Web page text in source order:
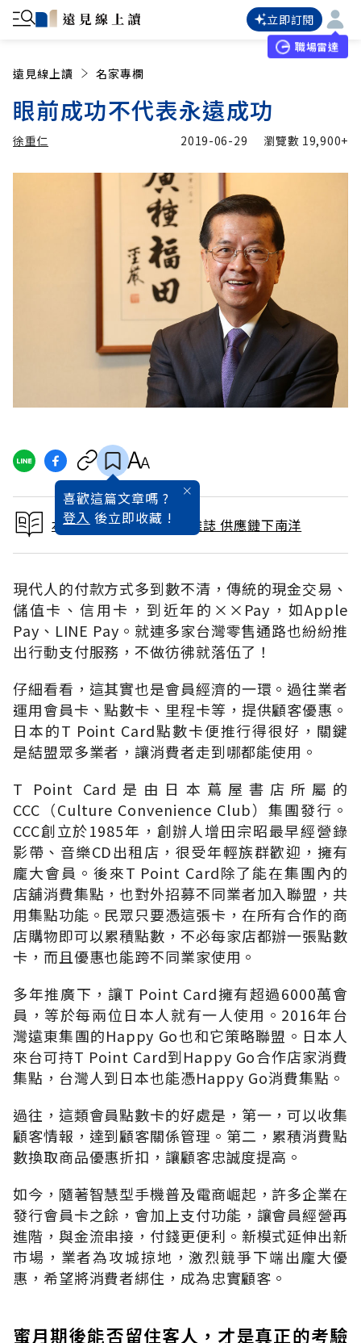
立即訂閱
職場雷達
遠見線上讀 名家專欄
眼前成功不代表永遠成功
徐重仁
加入追蹤
2019-06-29 瀏覽數 19,900+
喜歡這篇文章嗎 ?
登入 後立即收藏 !
本文出自 2019 / 7月號雜誌 供應鏈下南洋
現代人的付款方式多到數不清，傳統的現金交易、
儲值卡、信用卡，到近年的××Pay，如Apple
Pay、LINE Pay。就連多家台灣零售通路也紛紛推
出行動支付服務，不做彷彿就落伍了！
仔細看看，這其實也是會員經濟的一環。過往業者
運用會員卡、點數卡、里程卡等，提供顧客優惠。
日本的T Point Card點數卡便推行得很好，關鍵
是結盟眾多業者，讓消費者走到哪都能使用。
T Point Card是由日本蔦屋書店所屬的
CCC（Culture Convenience Club）集團發行。
CCC創立於1985年，創辦人增田宗昭最早經營錄
影帶、音樂CD出租店，很受年輕族群歡迎，擁有
龐大會員。後來T Point Card除了能在集團內的
店舖消費集點，也對外招募不同業者加入聯盟，共
用集點功能。民眾只要憑這張卡，在所有合作的商
店購物即可以累積點數，不必每家店都辦一張點數
卡，而且優惠也能跨不同業家使用。
多年推廣下，讓T Point Card擁有超過6000萬會
員，等於每兩位日本人就有一人使用。2016年台
灣遠東集團的Happy Go也和它策略聯盟。日本人
來台可持T Point Card到Happy Go合作店家消費
集點，台灣人到日本也能憑Happy Go消費集點。
過往，這類會員點數卡的好處是，第一，可以收集
顧客情報，達到顧客關係管理。第二，累積消費點
數換取商品優惠折扣，讓顧客忠誠度提高。
如今，隨著智慧型手機普及電商崛起，許多企業在
發行會員卡之餘，會加上支付功能，讓會員經營再
進階，與金流串接，付錢更便利。新模式延伸出新
市場，業者為攻城掠地，激烈競爭下端出龐大優
惠，希望將消費者綁住，成為忠實顧客。
蜜月期後能否留住客人，才是真正的考驗